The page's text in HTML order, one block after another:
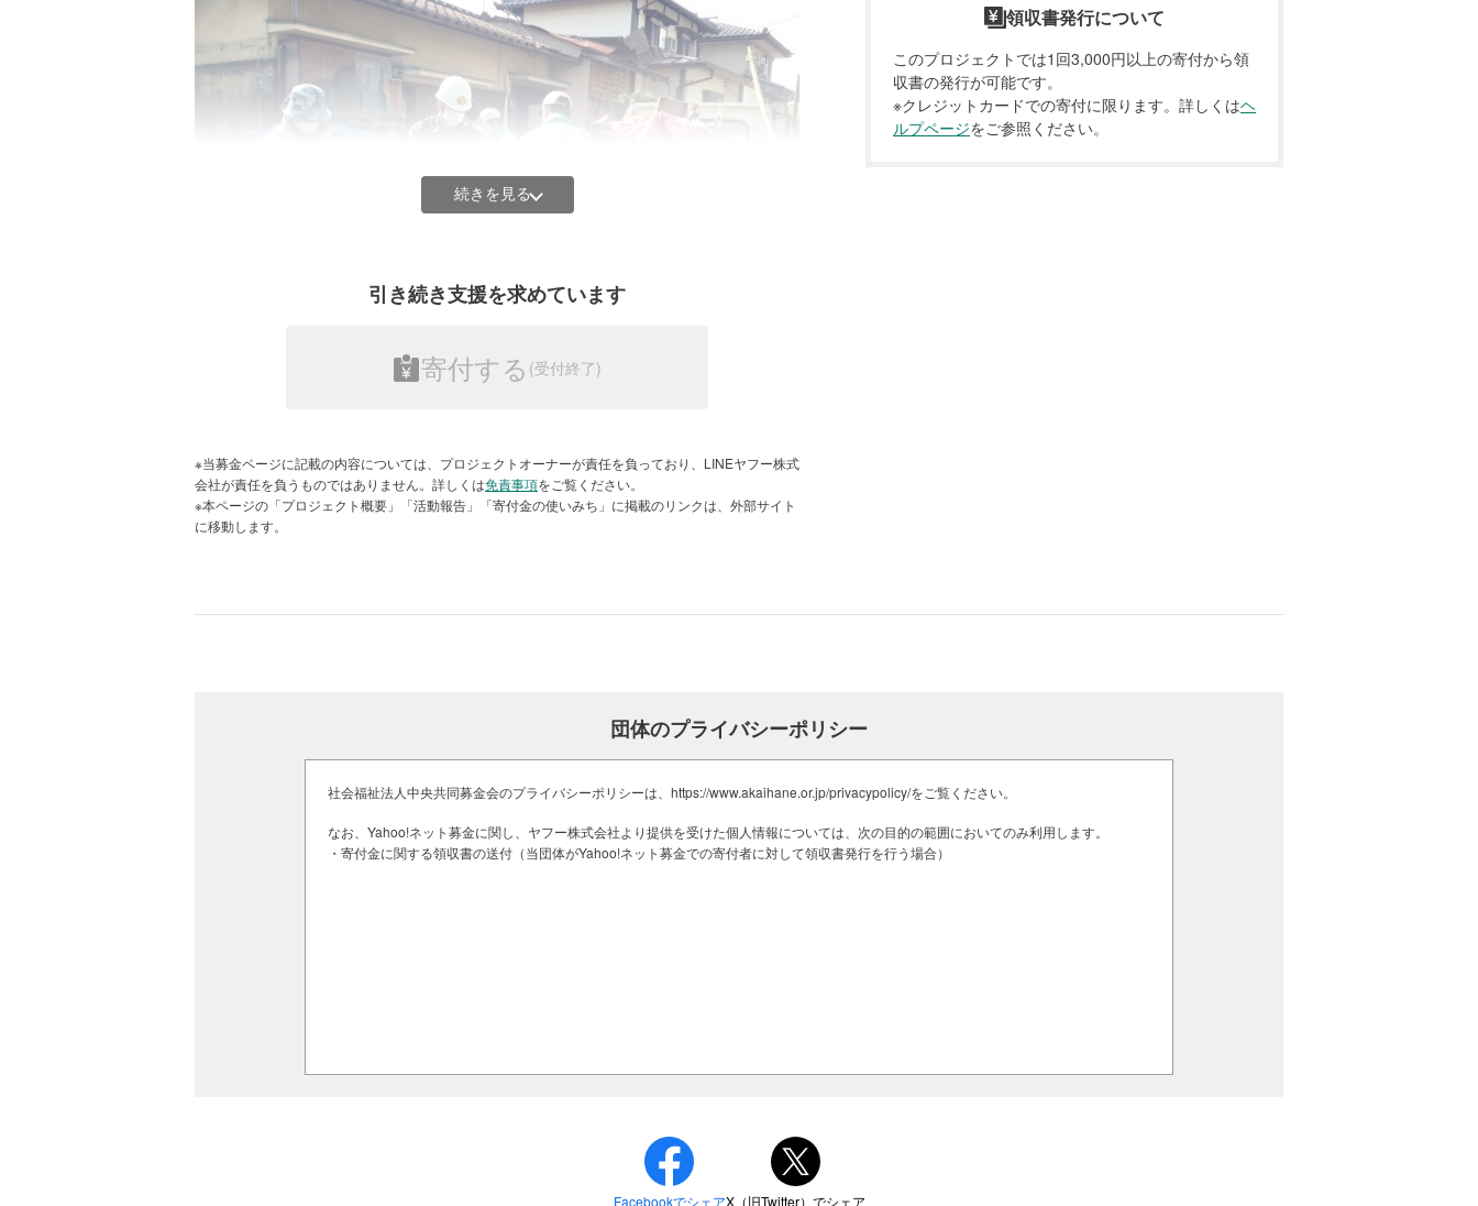
のための復興支援活動まで、息の長い支援を行います。
*「ボラサポ・令和4年台風15号」に助成金の残額が出た場合は、災害の検証
やその後の防災・減災活動、将来起こりうる災害の支援活動のために活用し
運営要綱と助成方針に基づき公正で適切な助成を行っています。
「ボラサポ・令和4年台風15号」について
◆ボラサポの特徴
・ボラサポでは常時寄付金を受け付けていますが、災害発生時には、災害を
る共同募金会ネットワークを通じ、住民自身のコミュニティー再生に係る復
興支援活動まで、息の長い支援を行います。
・ボラサポの助成にあたっては、外部識者による運営・審査委員会を設け、
・赤い羽根の持つ全都道府県、市区町村のネットワークを活用して、発災当
続きを見る
引き続き支援を求めています
寄付する
※当募金ページに記載の内容については、プロジェクトオーナーが責任を負っており、LINEヤフー株式
会社が責任を負うものではありません。詳しくは免責事項をご覧ください。
※本ページの「プロジェクト概要」「活動報告」「寄付金の使いみち」に掲載のリンクは、外部サイト
に移動します。
領収書発行について
このプロジェクトでは1回3,000円以上の寄付から領
収書の発行が可能です。
※クレジットカードでの寄付に限ります。詳しくはヘ
ルプページをご参照ください。
団体のプライバシーポリシー
社会福祉法人中央共同募金会のプライバシーポリシーは、https://www.akaihane.or.jp/privacypolicy/をご覧ください。
なお、Yahoo!ネット募金に関し、ヤフー株式会社より提供を受けた個人情報については、次の目的の範囲においてのみ利用します。
・寄付金に関する領収書の送付（当団体がYahoo!ネット募金での寄付者に対して領収書発行を行う場合）